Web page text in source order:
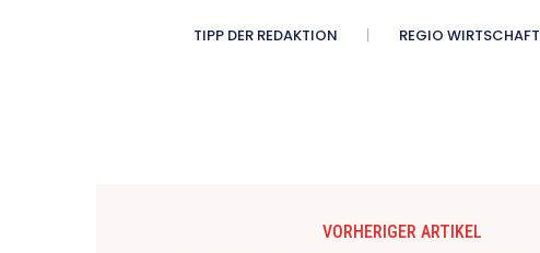
TIPP DER REDAKTION REGIO WIRTSCHAFT
VORHERIGER ARTIKEL